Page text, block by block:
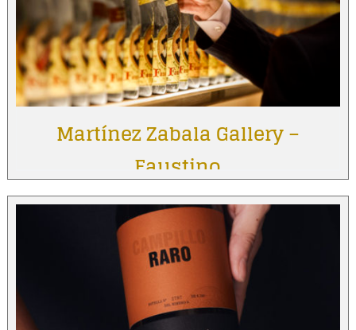
Martínez Zabala Gallery –
Faustino